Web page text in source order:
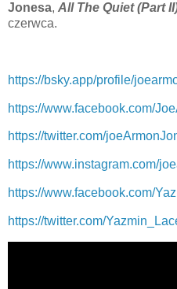
Jonesa, All The Quiet (Part
czerwca.
https://bsky.app/profile/
https://www.facebook.com/
https://twitter.com/
https://www.instagram.com/
https://www.facebook.com/
https://twitter.com/